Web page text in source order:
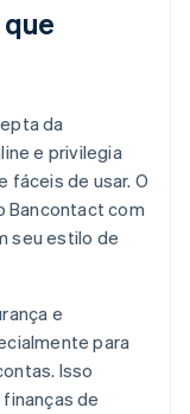
da
e privilegia
fáceis de usar. O
Bancontact com
seu estilo de
e
para
Isso
de